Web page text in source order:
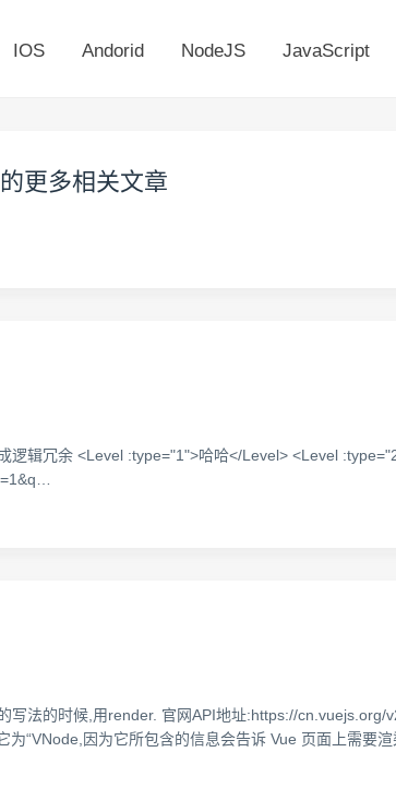
IOS Andorid NodeJS JavaScript
更多相关文章
逻辑冗余 <Level :type="1">哈哈</Level> <Level
法的时候,用render. 官网API地址:https://
“VNode,因为它所包含的信息会告诉 Vue 页面上需要